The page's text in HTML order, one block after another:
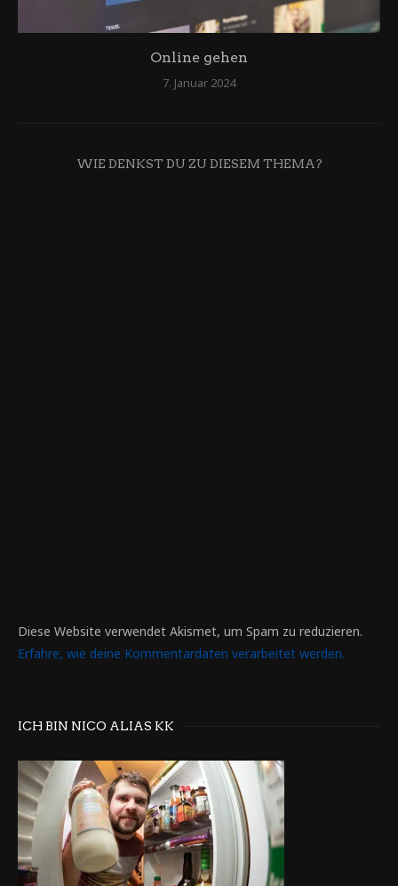
Online gehen
7. Januar 2024
WIE DENKST DU ZU DIESEM THEMA?
Diese Website verwendet Akismet, um Spam zu reduzieren.
Erfahre, wie deine Kommentardaten verarbeitet werden.
ICH BIN NICO ALIAS KK